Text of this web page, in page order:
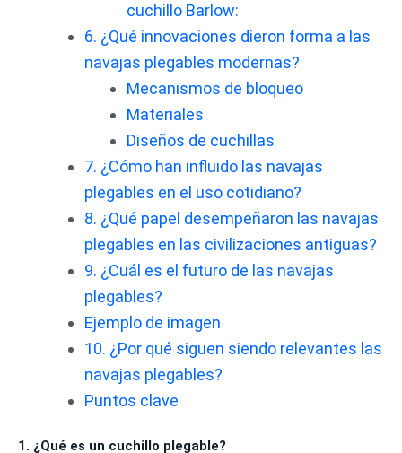
cuchillo Barlow:
6. ¿Qué innovaciones dieron forma a las
navajas plegables modernas?
Mecanismos de bloqueo
Materiales
Diseños de cuchillas
7. ¿Cómo han influido las navajas
plegables en el uso cotidiano?
8. ¿Qué papel desempeñaron las navajas
plegables en las civilizaciones antiguas?
9. ¿Cuál es el futuro de las navajas
plegables?
Ejemplo de imagen
10. ¿Por qué siguen siendo relevantes las
navajas plegables?
Puntos clave
1. ¿Qué es un cuchillo plegable?